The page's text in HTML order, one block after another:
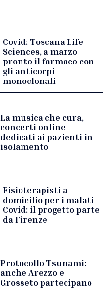
Covid: Toscana Life
Sciences, a marzo
pronto il farmaco con
gli anticorpi
monoclonali
La musica che cura,
concerti online
dedicati ai pazienti in
isolamento
Fisioterapisti a
domicilio per i malati
Covid: il progetto parte
da Firenze
Protocollo Tsunami:
anche Arezzo e
Grosseto partecipano